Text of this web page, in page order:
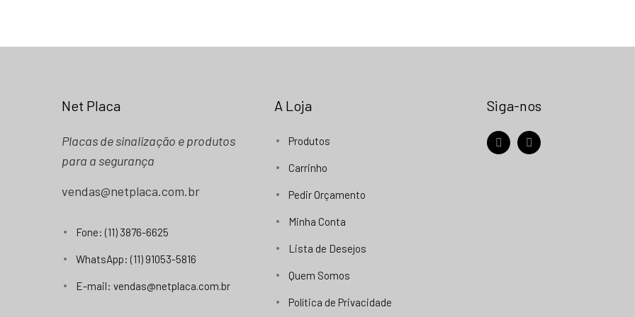
Net Placa
Placas de sinalização e produtos
para a segurança
vendas@netplaca.com.br
Fone: (11) 3876-6625
WhatsApp: (11) 91053-5816
E-mail: vendas@netplaca.com.br
A Loja
Produtos
Carrinho
Pedir Orçamento
Minha Conta
Lista de Desejos
Quem Somos
Política de Privacidade
Siga-nos